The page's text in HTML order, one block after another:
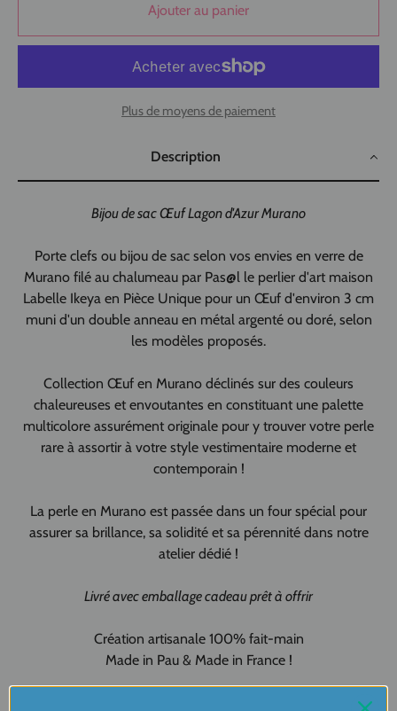
Ajouter au panier
Plus de moyens de paiement
Description
Bijou de sac Œuf Lagon d'Azur Murano
Porte clefs ou bijou de sac selon vos envies en verre de
Murano filé au chalumeau par Pas@l le perlier d'art maison
Labelle Ikeya en Pièce Unique pour un Œuf d'environ 3 cm
muni d'un double anneau en métal argenté ou doré, selon
les modèles proposés.
Collection Œuf en Murano déclinés sur des couleurs
chaleureuses et envoutantes en constituant une palette
multicolore assurément originale pour y trouver votre perle
rare à assortir à votre style vestimentaire moderne et
contemporain !
La perle en Murano est passée dans un four spécial pour
assurer sa brillance, sa solidité et sa pérennité dans notre
atelier dédié !
Livré avec emballage cadeau prêt à offrir
Création artisanale 100% fait-main
Made in Pau & Made in France !
du jamais vu, jamais